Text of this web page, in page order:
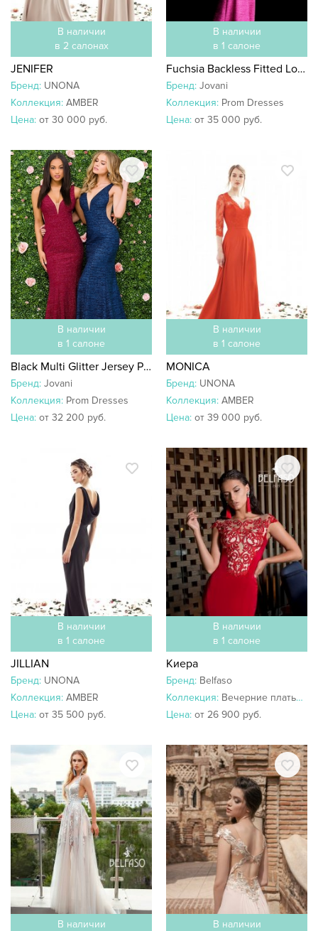
В наличии
в 2 салонах
JENIFER
Бренд: UNONA
Коллекция: AMBER
Цена: от 30 000 руб.
В наличии
в 1 салоне
Fuchsia Backless Fitted Long Prom Dress 45830
Бренд: Jovani
Коллекция: Prom Dresses
Цена: от 35 000 руб.
В наличии
в 1 салоне
Black Multi Glitter Jersey Plunging Neckline Prom Dress 45811
Бренд: Jovani
Коллекция: Prom Dresses
Цена: от 32 200 руб.
В наличии
в 1 салоне
MONICA
Бренд: UNONA
Коллекция: AMBER
Цена: от 39 000 руб.
В наличии
в 1 салоне
JILLIAN
Бренд: UNONA
Коллекция: AMBER
Цена: от 35 500 руб.
В наличии
в 1 салоне
Киера
Бренд: Belfaso
Коллекция: Вечерние платья 2019
Цена: от 26 900 руб.
В наличии
В наличии